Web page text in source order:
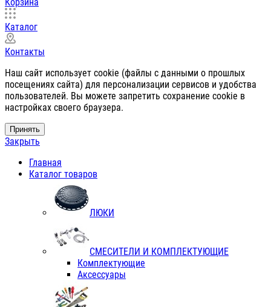
Каталог
Контакты
Наш сайт использует cookie (файлы с данными о прошлых
посещениях сайта) для персонализации сервисов и удобства
пользователей. Вы можете запретить сохранение cookie в
настройках своего браузера.
Принять
Закрыть
Главная
Каталог товаров
ЛЮКИ
СМЕСИТЕЛИ И КОМПЛЕКТУЮЩИЕ
Комплектующие
Аксессуары